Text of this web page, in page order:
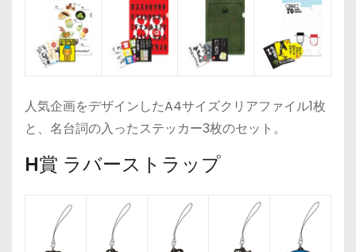
人気企画をデザインしたA4サイズクリアファイル1枚
と、名台詞の入ったステッカー3枚のセット。
H賞 ラバーストラップ